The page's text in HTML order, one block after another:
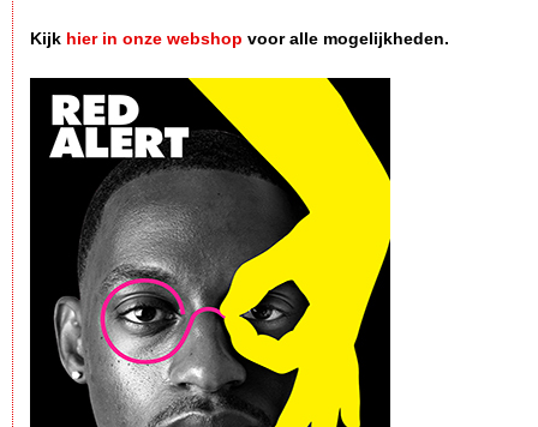
Kijk hier in onze webshop voor alle mogelijkheden.